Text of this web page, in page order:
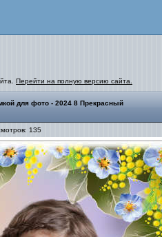
Перейти на полную версию сайта.
для фото - 2024 8 Прекрасный
135